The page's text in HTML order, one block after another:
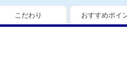
こだわり おすすめポイ